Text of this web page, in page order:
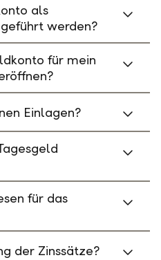
als
werden?
für mein
Einlagen?
für das
der Zinssätze?